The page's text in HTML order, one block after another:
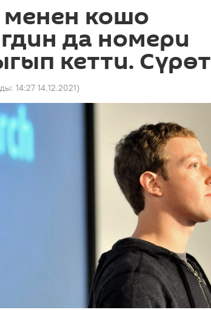
менен кошо
да номери
кетти. Сүрөт
14:27 14.12.2021)